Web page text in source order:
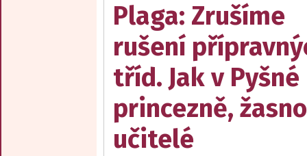
Plaga: Zrušíme
rušení
tříd. Jak v Pyšné
princezně,
učitelé